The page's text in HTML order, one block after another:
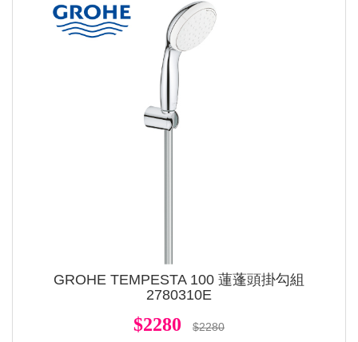
GROHE TEMPESTA 100 蓮蓬頭掛勾組
2780310E
$2280 $2280